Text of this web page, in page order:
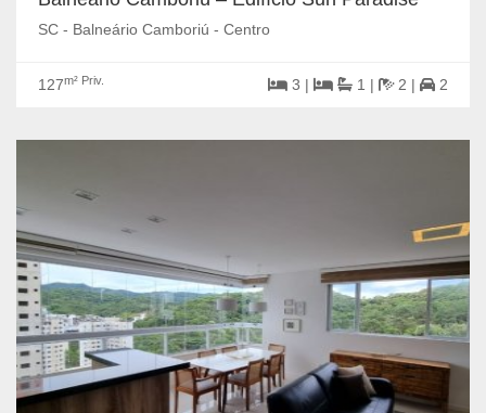
SC - Balneário Camboriú - Centro
127m² Priv. 3 | 1 | 2 | 2